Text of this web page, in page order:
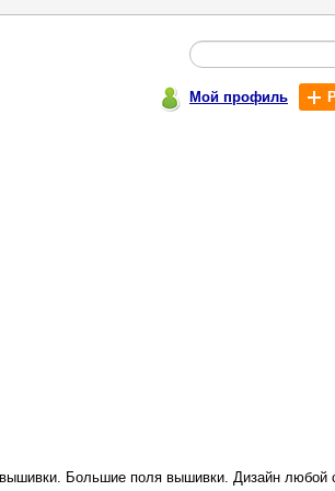
Мой профиль
Большие поля вышивки. Дизайн любой